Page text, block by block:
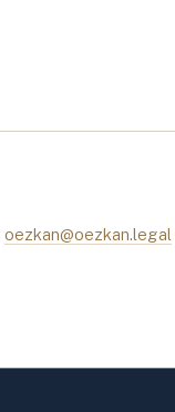
oezkan@oezkan.legal